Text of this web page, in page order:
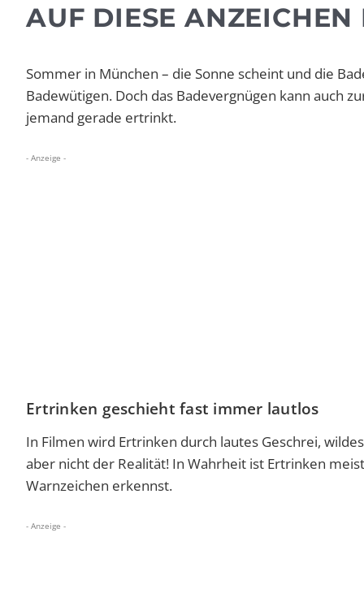
AUF DIESE
Sommer in München – die Sonne scheint und die
Badewütigen. Doch das Badevergnügen kann auch
jemand gerade ertrinkt.
- Anzeige -
Ertrinken geschieht fast immer lautlos
In Filmen wird Ertrinken durch lautes Geschrei,
aber nicht der Realität! In Wahrheit ist Ertrinken
Warnzeichen erkennst.
- Anzeige -